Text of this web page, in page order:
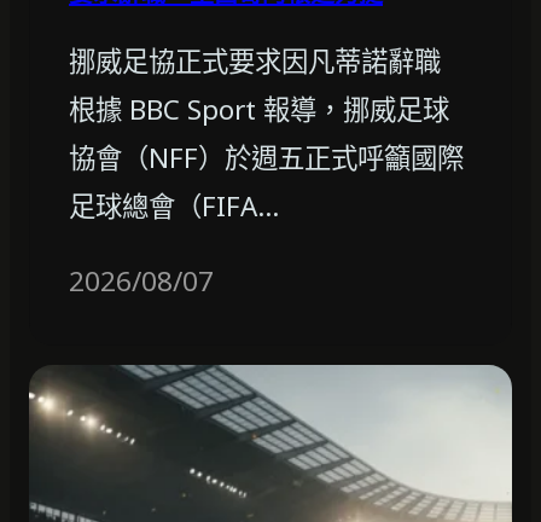
挪威足協正式要求因凡蒂諾辭職
根據 BBC Sport 報導，挪威足球
協會（NFF）於週五正式呼籲國際
足球總會（FIFA…
2026/08/07